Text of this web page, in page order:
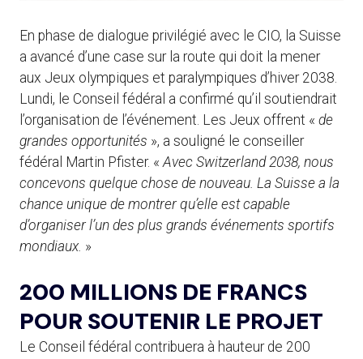
En phase de dialogue privilégié avec le CIO, la Suisse
a avancé d’une case sur la route qui doit la mener
aux Jeux olympiques et paralympiques d’hiver 2038.
Lundi, le Conseil fédéral a confirmé qu’il soutiendrait
l’organisation de l’événement. Les Jeux offrent « de
grandes opportunités », a souligné le conseiller
fédéral Martin Pfister. «Avec Switzerland 2038, nous
concevons quelque chose de nouveau. La Suisse a la
chance unique de montrer qu’elle est capable
d’organiser l’un des plus grands événements sportifs
mondiaux. »
200 MILLIONS DE FRANCS
POUR SOUTENIR LE PROJET
Le Conseil fédéral contribuera à hauteur de 200